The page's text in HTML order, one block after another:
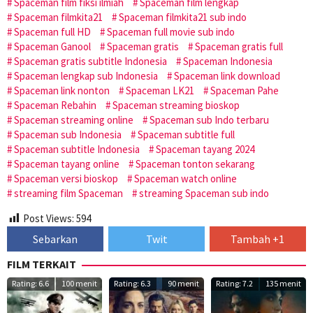
Spaceman filmkita21
Spaceman filmkita21 sub indo
Spaceman full HD
Spaceman full movie sub indo
Spaceman Ganool
Spaceman gratis
Spaceman gratis full
Spaceman gratis subtitle Indonesia
Spaceman Indonesia
Spaceman lengkap sub Indonesia
Spaceman link download
Spaceman link nonton
Spaceman LK21
Spaceman Pahe
Spaceman Rebahin
Spaceman streaming bioskop
Spaceman streaming online
Spaceman sub Indo terbaru
Spaceman sub Indonesia
Spaceman subtitle full
Spaceman subtitle Indonesia
Spaceman tayang 2024
Spaceman tayang online
Spaceman tonton sekarang
Spaceman versi bioskop
Spaceman watch online
streaming film Spaceman
streaming Spaceman sub indo
Post Views: 594
Sebarkan Twit
Tambah +1
FILM TERKAIT
Rating: 6.6 100 menit Rating: 6.3 90 menit Rating: 7.2 135 menit